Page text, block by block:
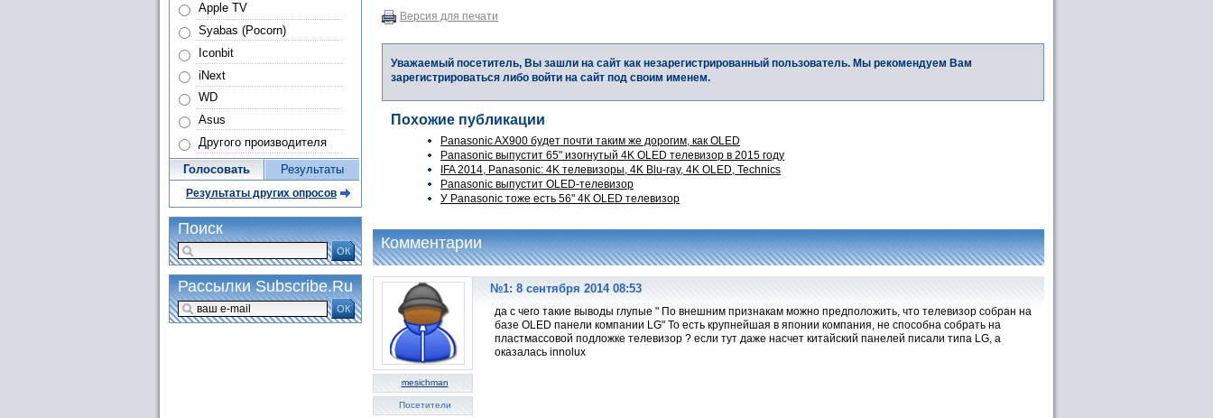
Версия для печати
Уважаемый посетитель, Вы зашли на сайт как незарегистрированный пользователь. Мы рекомендуем Вам
зарегистрироваться либо войти на сайт под своим именем.
Похожие публикации
Panasonic AX900 будет почти таким же дорогим, как OLED
Panasonic выпустит 65" изогнутый 4K OLED телевизор в 2015 году
IFA 2014, Panasonic: 4K телевизоры, 4K Blu-ray, 4K OLED, Technics
Panasonic выпустит OLED-телевизор
У Panasonic тоже есть 56" 4К OLED телевизор
Комментарии
mesichman
Посетители
№1: 8 сентября 2014 08:53
да с чего такие выводы глупые " По внешним признакам можно предположить, что телевизор собран на
базе OLED панели компании LG" То есть крупнейшая в японии компания, не способна собрать на
пластмассовой подложке телевизор ? если тут даже насчет китайский панелей писали типа LG, а
оказалась innolux
Apple TV
Syabas (Pocorn)
Iconbit
iNext
WD
Asus
Другого производителя
Голосовать Результаты
Результаты других опросов
Поиск
ОК
Рассылки Subscribe.Ru
ОК